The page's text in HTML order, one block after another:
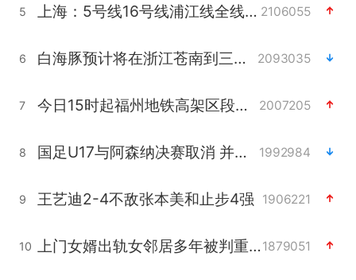
5 上海：5号线16号线浦江线全线停运 2106055
6 白海豚预计将在浙江苍南到三门一带登陆 2093035
7 今日15时起福州地铁高架区段停运 2007205
8 国足U17与阿森纳决赛取消 并列冠军 1992984
9 王艺迪2-4不敌张本美和止步4强 1906221
10 上门女婿出轨女邻居多年被判重婚罪1879051